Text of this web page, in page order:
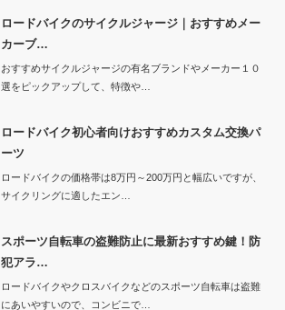
ロードバイクのサイクルジャージ｜おすすめメー
カーブ…
おすすめサイクルジャージの有名ブランドやメーカー１０
選をピックアップして、特徴や…
ロードバイク初心者向けおすすめカスタム交換パ
ーツ
ロードバイクの価格帯は8万円～200万円と幅広いですが、
サイクリングに適したエン…
スポーツ自転車の盗難防止に最新おすすめ鍵！防
犯アラ…
ロードバイクやクロスバイクなどのスポーツ自転車は盗難
にあいやすいので、コンビニで…